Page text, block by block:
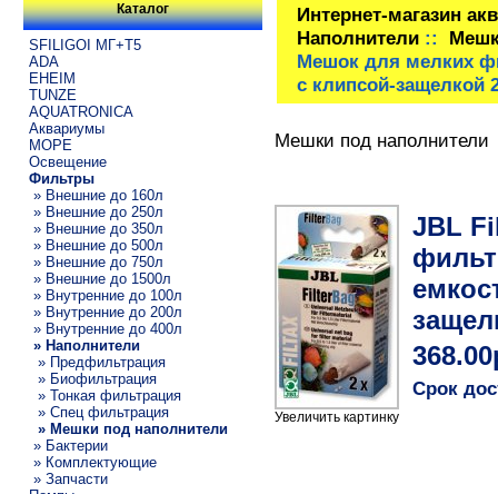
Каталог
SFILIGOI МГ+Т5
ADA
EHEIM
TUNZE
AQUATRONICA
Аквариумы
МОРЕ
Освещение
Фильтры
» Внешние до 160л
» Внешние до 250л
» Внешние до 350л
» Внешние до 500л
» Внешние до 750л
» Внешние до 1500л
» Внутренние до 100л
» Внутренние до 200л
» Внутренние до 400л
» Наполнители
» Предфильтрация
» Биофильтрация
» Тонкая фильтрация
» Спец фильтрация
» Мешки под наполнители
» Бактерии
» Комплектующие
» Запчасти
Интернет-магазин
Наполнители::
Мешок для мелких
с клипсой-защелкой
Мешки под наполнители
Увеличить картинку
JBL
Срок